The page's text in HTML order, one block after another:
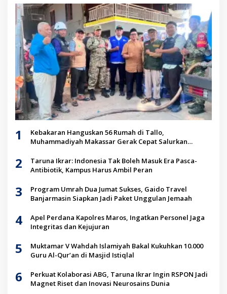
1
Kebakaran Hanguskan 56 Rumah di Tallo,
Muhammadiyah Makassar Gerak Cepat Salurkan
2
Taruna Ikrar: Indonesia Tak Boleh Masuk Era Pasca-
Antibiotik, Kampus Harus Ambil Peran
3
Program Umrah Dua Jumat Sukses, Gaido Travel
Banjarmasin Siapkan Jadi Paket Unggulan Jemaah
4
Apel Perdana Kapolres Maros, Ingatkan Personel Jaga
Integritas dan Kejujuran
5
Muktamar V Wahdah Islamiyah Bakal Kukuhkan 10.000
Guru Al-Qur’an di Masjid Istiqlal
6
Perkuat Kolaborasi ABG, Taruna Ikrar Ingin RSPON Jadi
Magnet Riset dan Inovasi Neurosains Dunia